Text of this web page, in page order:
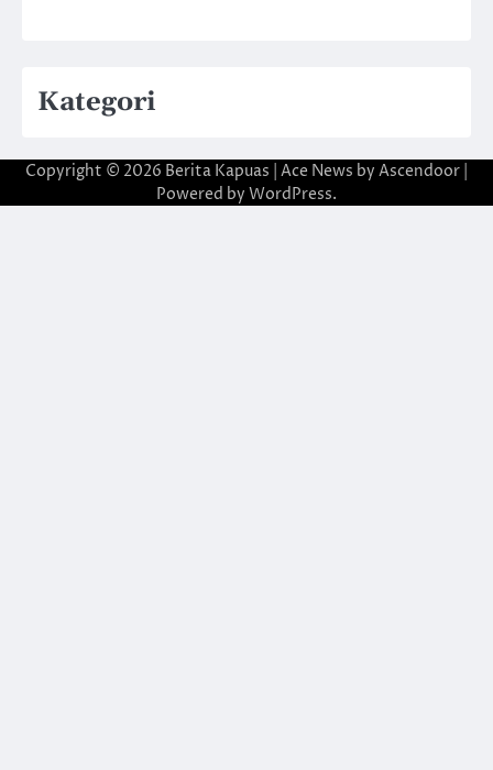
Kategori
Copyright © 2026 Berita Kapuas | Ace News by Ascendoor
Powered by WordPress.